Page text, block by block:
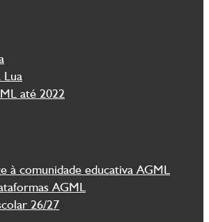
Lua
até 2022
à comunidade educativa AGML
AGML
26/27